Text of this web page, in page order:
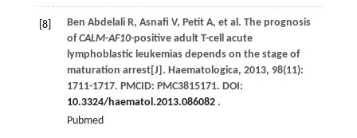
[8] Ben Abdelali R, Asnafi V, Petit A, et al. The prognosis
ofCALM-AF10-positive adult T-cell acute
lymphoblastic leukemias depends on the stage of
maturation arrest[J]. Haematologica, 2013, 98(11):
1711-1717. PMCID: PMC3815171. DOI:
10.3324/haematol.2013.086082.
Pubmed